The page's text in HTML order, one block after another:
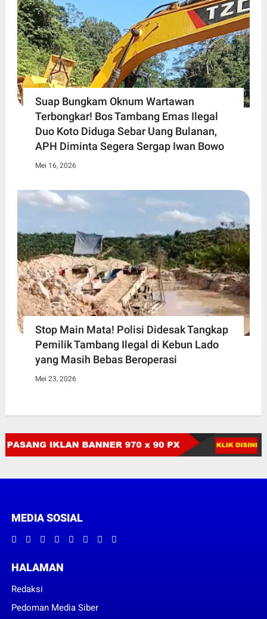
Suap Bungkam Oknum Wartawan
Terbongkar! Bos Tambang Emas Ilegal
Duo Koto Diduga Sebar Uang Bulanan,
APH Diminta Segera Sergap Iwan Bowo
Mei 16, 2026
Stop Main Mata! Polisi Didesak Tangkap
Pemilik Tambang Ilegal di Kebun Lado
yang Masih Bebas Beroperasi
Mei 23, 2026
MEDIA SOSIAL
HALAMAN
Redaksi
Pedoman Media Siber